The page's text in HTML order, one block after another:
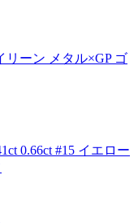
リーン メタル×GP ゴ
0.66ct #15 イエロー